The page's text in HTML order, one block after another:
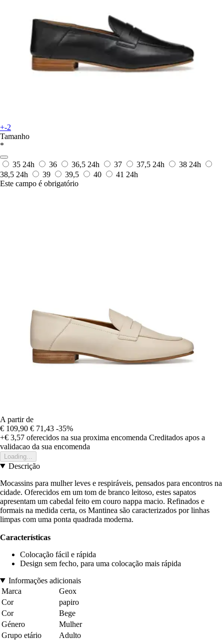
+-2
Tamanho
*
35 24h 36 36,5 24h 37 37,5 24h 38 24h
38,5 24h 39 39,5 40 41 24h
Este campo é obrigatório
A partir de
€ 109,90 € 71,43 -35%
+€ 3,57 oferecidos na sua proxima encomenda Creditados apos a
validacao da sua encomenda
Loading...
Descrição
Mocassins para mulher leves e respiráveis, pensados para encontros na
cidade. Oferecidos em um tom de branco leitoso, estes sapatos
apresentam um cabedal feito em couro nappa macio. Refinados e
formais na medida certa, os Mantinea são caracterizados por linhas
limpas com uma ponta quadrada moderna.
Características
Colocação fácil e rápida
Design sem fecho, para uma colocação mais rápida
Informações adicionais
Marca
Geox
Cor
papiro
Cor
Bege
Género
Mulher
Grupo etário
Adulto